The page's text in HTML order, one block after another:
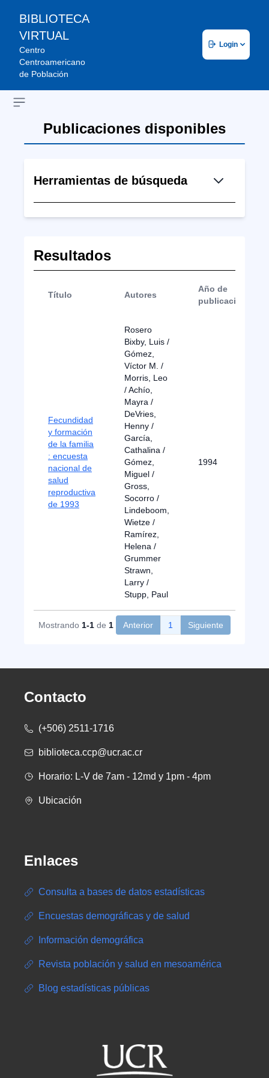
BIBLIOTECA
VIRTUAL
Centro
Centroamericano
de Población
Login
Open sidebar
Publicaciones disponibles
Herramientas de búsqueda
Resultados
Título Autores
Año de
publicación
Fecundidad
y formación
de la familia
: encuesta
nacional de
salud
reproductiva
de 1993
Rosero
Bixby, Luis /
Gómez,
Víctor M. /
Morris, Leo
/ Achío,
Mayra /
DeVries,
Henny /
García,
Cathalina /
Gómez,
Miguel /
Gross,
Socorro /
Lindeboom,
Wietze /
Ramírez,
Helena /
Grummer
Strawn,
Larry /
Stupp, Paul
1994
Mostrando 1-1 de 1 Anterior 1 Siguiente
Contacto
(+506) 2511-1716
biblioteca.ccp@ucr.ac.cr
Horario: L-V de 7am - 12md y 1pm - 4pm
Ubicación
Enlaces
Consulta a bases de datos estadísticas
Encuestas demográficas y de salud
Información demográfica
Revista población y salud en mesoamérica
Blog estadísticas públicas